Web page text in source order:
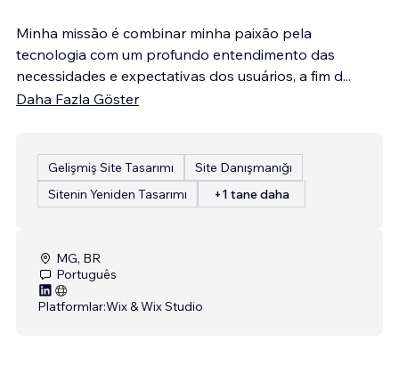
Minha missão é combinar minha paixão pela
tecnologia com um profundo entendimento das
necessidades e expectativas dos usuários, a fim d...
Daha Fazla Göster
Gelişmiş Site Tasarımı
Site Danışmanığı
Sitenin Yeniden Tasarımı
+1 tane daha
MG, BR
Português
Platformlar:Wix & Wix Studio